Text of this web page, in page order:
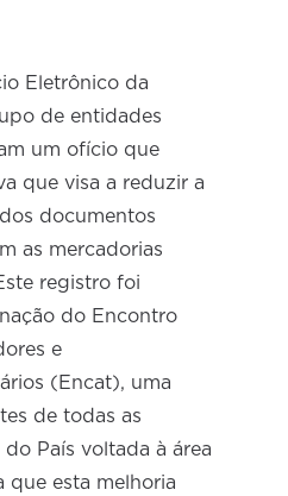
Eletrônico da
de entidades
um ofício que
que visa a reduzir a
documentos
as mercadorias
registro foi
do Encontro
e
(Encat), uma
de todas as
País voltada à área
que esta melhoria